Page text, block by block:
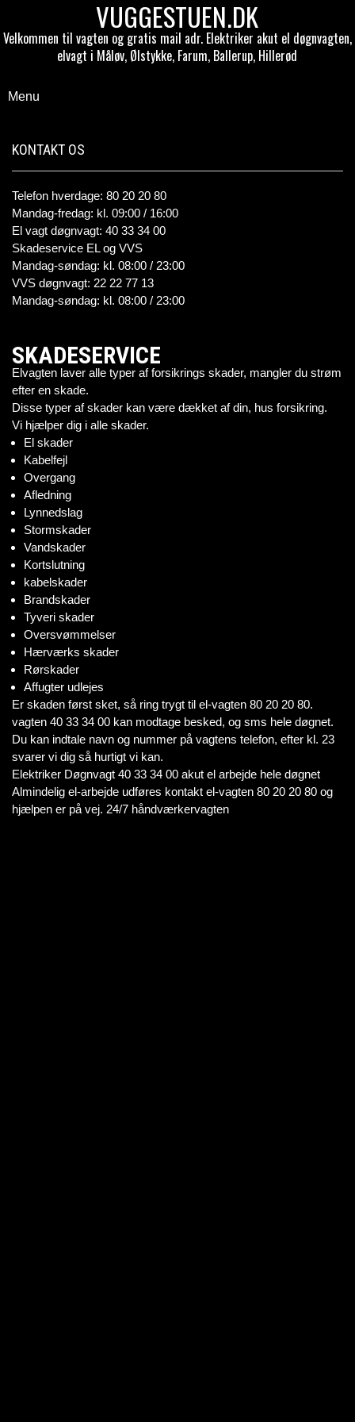
VUGGESTUEN.DK
Velkommen til vagten og gratis mail adr. Elektriker akut el døgnvagten,
elvagt i Måløv, Ølstykke, Farum, Ballerup, Hillerød
Menu
KONTAKT OS
Telefon hverdage: 80 20 20 80
Mandag-fredag: kl. 09:00 / 16:00
El vagt døgnvagt: 40 33 34 00
Skadeservice EL og VVS
Mandag-søndag: kl. 08:00 / 23:00
VVS døgnvagt: 22 22 77 13
Mandag-søndag: kl. 08:00 / 23:00
SKADESERVICE
Elvagten laver alle typer af forsikrings skader, mangler du strøm
efter en skade.
Disse typer af skader kan være dækket af din, hus forsikring.
Vi hjælper dig i alle skader.
El skader
Kabelfejl
Overgang
Afledning
Lynnedslag
Stormskader
Vandskader
Kortslutning
kabelskader
Brandskader
Tyveri skader
Oversvømmelser
Hærværks skader
Rørskader
Affugter udlejes
Er skaden først sket, så ring trygt til el-vagten 80 20 20 80.
vagten 40 33 34 00 kan modtage besked, og sms hele døgnet.
Du kan indtale navn og nummer på vagtens telefon, efter kl. 23
svarer vi dig så hurtigt vi kan.
Elektriker Døgnvagt 40 33 34 00 akut el arbejde hele døgnet
Almindelig el-arbejde udføres kontakt el-vagten 80 20 20 80 og
hjælpen er på vej. 24/7 håndværkervagten